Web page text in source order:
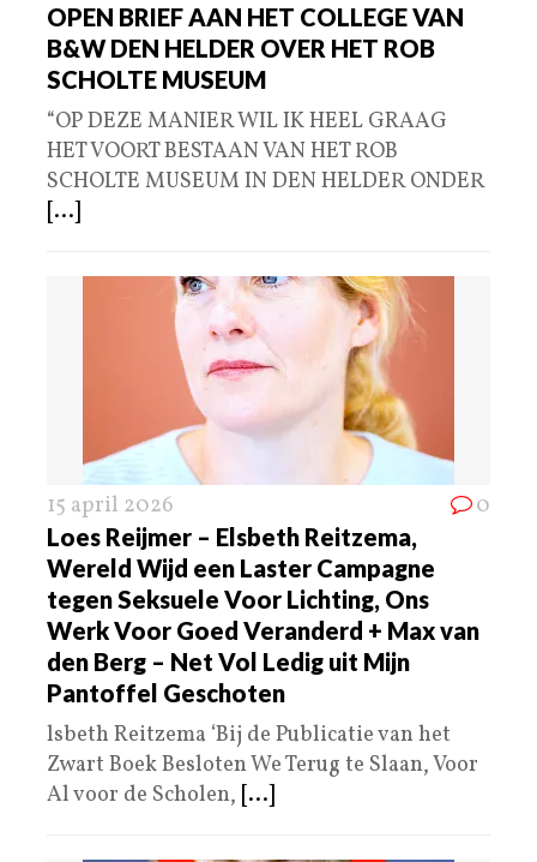
OPEN BRIEF AAN HET COLLEGE VAN
B&W DEN HELDER OVER HET ROB
SCHOLTE MUSEUM
“OP DEZE MANIER WIL IK HEEL GRAAG
HET VOORT BESTAAN VAN HET ROB
SCHOLTE MUSEUM IN DEN HELDER ONDER
[...]
15 april 2026 0
Loes Reijmer – Elsbeth Reitzema,
Wereld Wijd een Laster Campagne
tegen Seksuele Voor Lichting, Ons
Werk Voor Goed Veranderd + Max van
den Berg – Net Vol Ledig uit Mijn
Pantoffel Geschoten
lsbeth Reitzema ‘Bij de Publicatie van het
Zwart Boek Besloten We Terug te Slaan, Voor
Al voor de Scholen, [...]